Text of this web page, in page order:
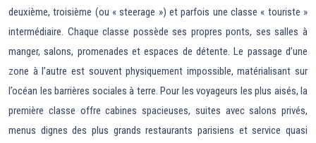
deuxième, troisième (ou « steerage ») et parfois une classe « touriste »
intermédiaire. Chaque classe possède ses propres ponts, ses salles à
manger, salons, promenades et espaces de détente. Le passage d’une
zone à l’autre est souvent physiquement impossible, matérialisant sur
l’océan les barrières sociales à terre. Pour les voyageurs les plus aisés, la
première classe offre cabines spacieuses, suites avec salons privés,
menus dignes des plus grands restaurants parisiens et service quasi